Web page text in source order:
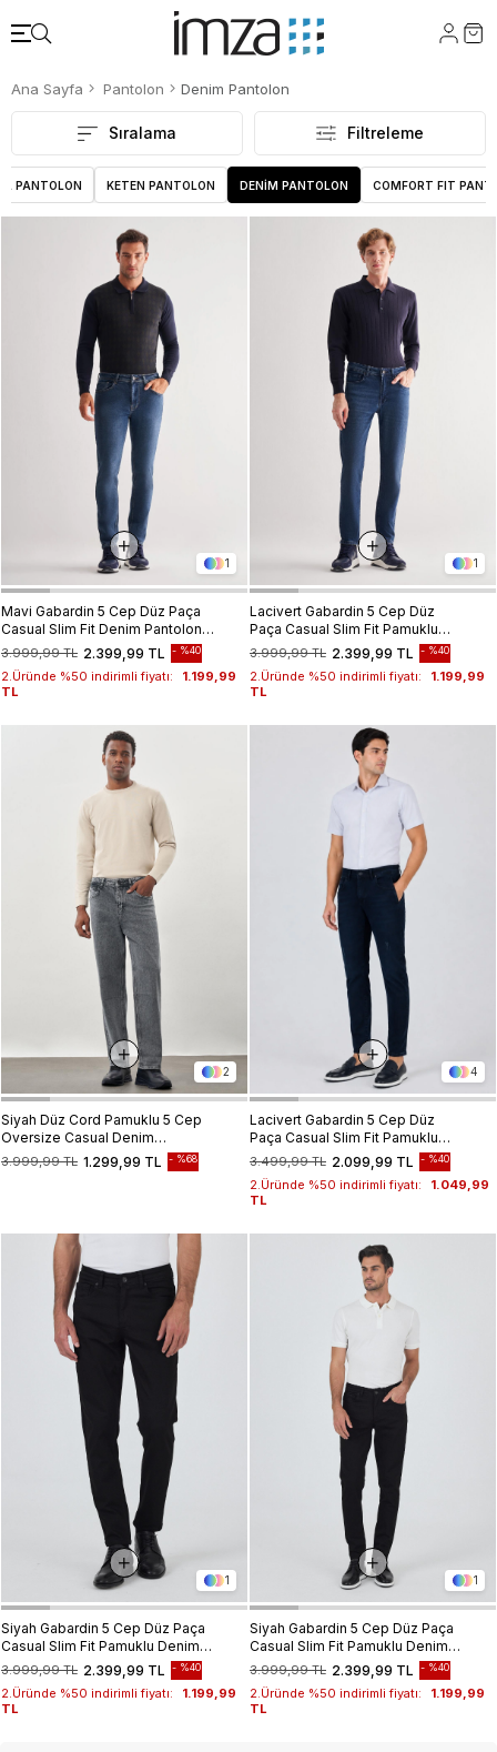
Ana Sayfa Pantolon Denim Pantolon
Filtreleme
Sıralama
PANTOLON KETEN PANTOLON DENİM PANTOLON COMFORT FIT
1
Mavi Gabardin 5 Cep Düz Paça
Casual Slim Fit Denim Pantolon
1023255152- 2.399,99 TL
3.999,99 TL %40
2.Üründe %50 indirimli fiyatı:
1.199,99
TL
1
Lacivert Gabardin 5 Cep Düz
Paça Casual Slim Fit Pamuklu
Denim Pantolon 1023255151
2.399,99 TL
3.999,99 TL %40
2.Üründe %50 indirimli fiyatı:
1.199,99
TL
2
Siyah Düz Cord Pamuklu 5 Cep
Oversize Casual Denim
Pantolon 1023245156
1.299,99 TL
3.999,99 TL %68
4
Lacivert Gabardin 5 Cep Düz
Paça Casual Slim Fit Pamuklu
Denim Pantolon 1023250150
2.099,99 TL
3.499,99 TL %40
2.Üründe %50 indirimli fiyatı:
1.049,99
TL
1
Siyah Gabardin 5 Cep Düz Paça
Casual Slim Fit Pamuklu Denim
Pantolon
2.399,99 TL
3.999,99 TL %40
2.Üründe %50 indirimli fiyatı:
1.199,99
TL
1
Siyah Gabardin 5 Cep Düz Paça
Casual Slim Fit Pamuklu Denim
Pantolon 1023250158
2.399,99 TL
3.999,99 TL %40
2.Üründe %50 indirimli fiyatı:
1.199,99
TL